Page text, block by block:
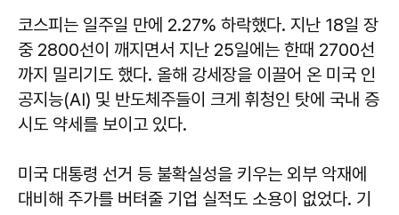
코스피는 일주일 만에 2.27% 하락했다. 지난 18일 장
중 2800선이 깨지면서 지난 25일에는 한때 2700선
까지 밀리기도 했다. 올해 강세장을 이끌어 온 미국 인
공지능(AI) 및 반도체주들이 크게 휘청인 탓에 국내 증
시도 약세를 보이고 있다.
미국 대통령 선거 등 불확실성을 키우는 외부 악재에
대비해 주가를 버텨줄 기업 실적도 소용이 없었다. 기